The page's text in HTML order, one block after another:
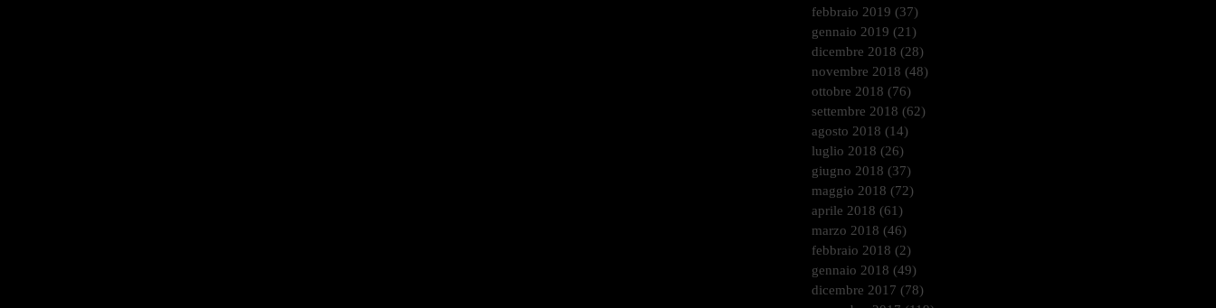
febbraio 2019 (37)
gennaio 2019 (21)
dicembre 2018 (28)
novembre 2018 (48)
ottobre 2018 (76)
settembre 2018 (62)
agosto 2018 (14)
luglio 2018 (26)
giugno 2018 (37)
maggio 2018 (72)
aprile 2018 (61)
marzo 2018 (46)
febbraio 2018 (2)
gennaio 2018 (49)
dicembre 2017 (78)